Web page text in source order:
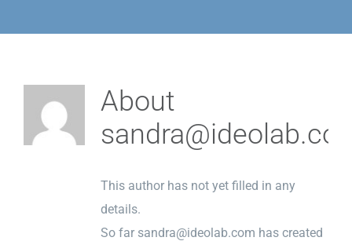
About
This author has not yet filled in any
details.
So far sandra@ideolab.com has created